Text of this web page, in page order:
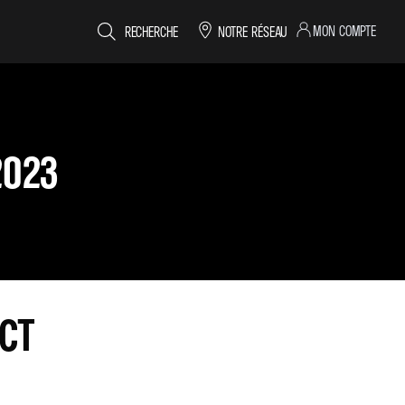
RECHERCHE NOTRE RÉSEAU MON COMPTE